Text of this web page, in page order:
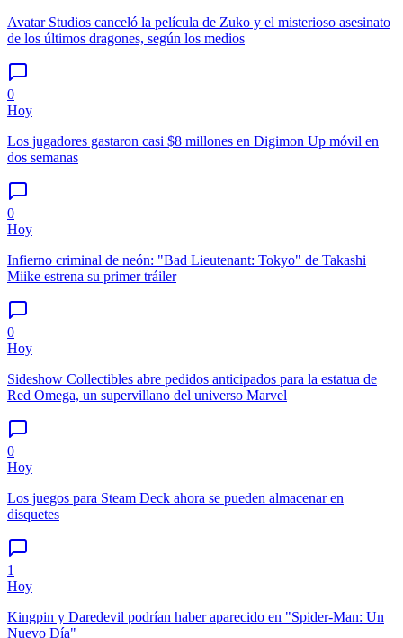
Avatar Studios canceló la película de Zuko y el misterioso asesinato
de los últimos dragones, según los medios
0
Hoy
Los jugadores gastaron casi $8 millones en Digimon Up móvil en
dos semanas
0
Hoy
Infierno criminal de neón: "Bad Lieutenant: Tokyo" de Takashi
Miike estrena su primer tráiler
0
Hoy
Sideshow Collectibles abre pedidos anticipados para la estatua de
Red Omega, un supervillano del universo Marvel
0
Hoy
Los juegos para Steam Deck ahora se pueden almacenar en
disquetes
1
Hoy
Kingpin y Daredevil podrían haber aparecido en "Spider-Man: Un
Nuevo Día"